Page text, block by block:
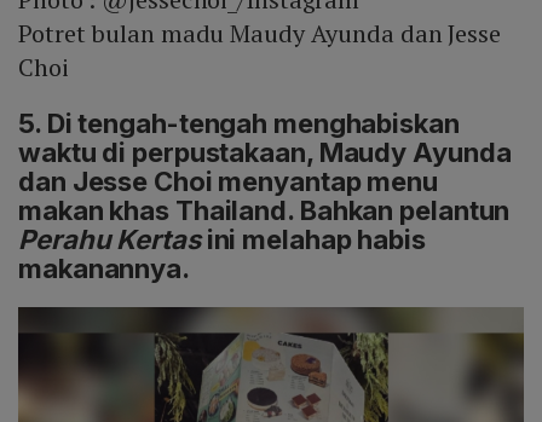
Potret bulan madu Maudy Ayunda dan Jesse
Choi
5. Di tengah-tengah menghabiskan
waktu di perpustakaan, Maudy Ayunda
dan Jesse Choi menyantap menu
makan khas Thailand. Bahkan pelantun
Perahu Kertasini melahap habis
makanannya.